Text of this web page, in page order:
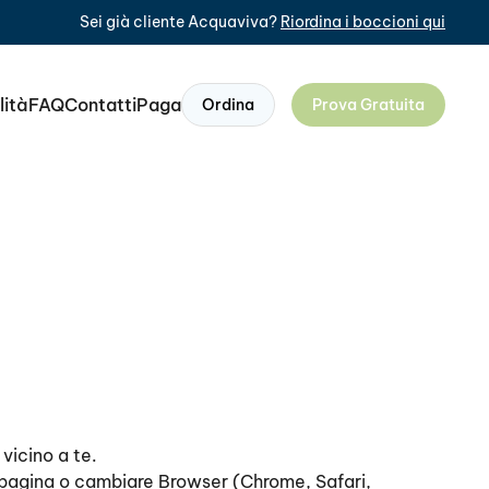
Sei già cliente Acquaviva? Riordina i boccioni qui
FAQContattiPaga Ordina Prova Gratuita
a te.
o cambiare Browser (Chrome, Safari,